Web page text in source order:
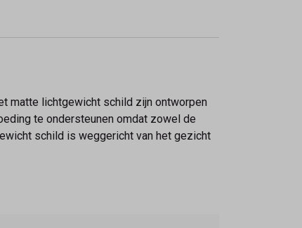
matte lichtgewicht schild zijn ontworpen
te ondersteunen omdat zowel de
schild is weggericht van het gezicht